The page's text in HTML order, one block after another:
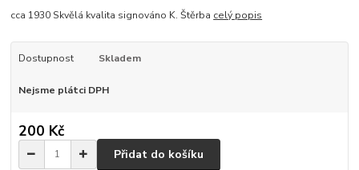
cca 1930 Skvělá kvalita signováno K. Štěrba celý popis
Dostupnost Skladem
Nejsme plátci DPH
200 Kč
Přidat do košíku